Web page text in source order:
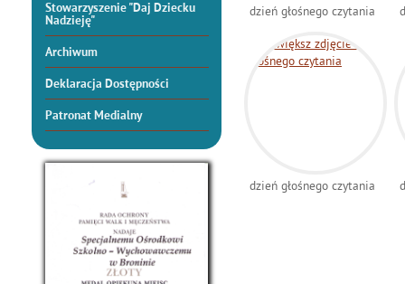
Stowarzyszenie "Daj Dziecku
Nadzieję"
Archiwum
Deklaracja Dostępności
Patronat Medialny
dzień głośnego czytania
dzień głośnego czytania